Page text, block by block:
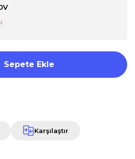
Sepete Ekle
Karşılaştır